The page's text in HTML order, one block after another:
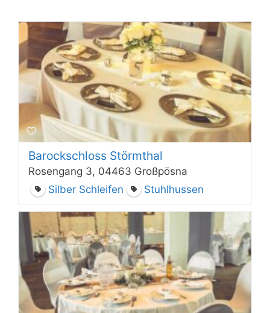
Barockschloss Störmthal
Rosengang 3, 04463 Großpösna
Silber Schleifen
Stuhlhussen